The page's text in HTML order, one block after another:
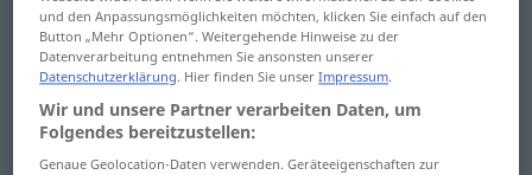
salir ausgehen
terminar,acabar ausgehen
und den Anpassungsmöglichkeiten möchten, klicken Sie einfach auf den
Button „Mehr Optionen“. Weitergehende Hinweise zu der
Datenverarbeitung entnehmen Sie ansonsten unserer
Datenschutzerklärung. Hier finden Sie unserImpressum.
Wir und unsere Partner verarbeiten Daten, um
Folgendes bereitzustellen:
Genaue Geolocation-Daten verwenden. Geräteeigenschaften zur